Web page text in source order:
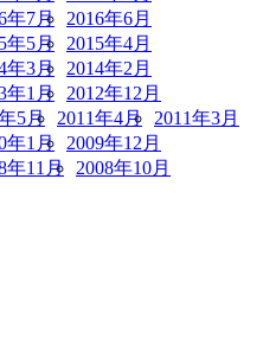
年7月 2016年6月
年5月 2015年4月
年3月 2014年2月
年1月 2012年12月
5月 2011年4月 2011年3月
年1月 2009年12月
年11月 2008年10月